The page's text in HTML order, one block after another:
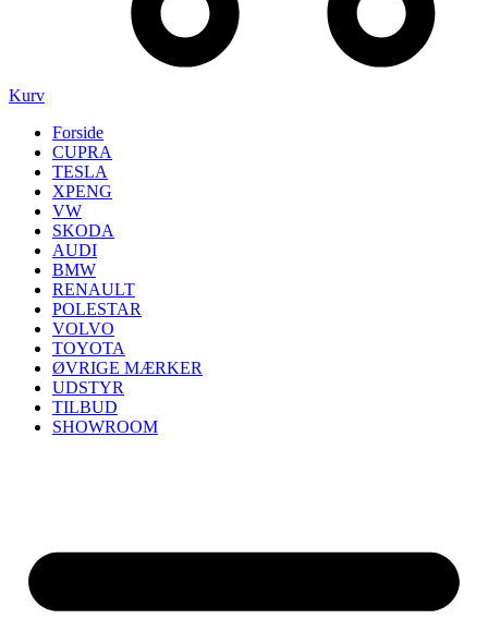
Kurv
Forside
CUPRA
TESLA
XPENG
VW
SKODA
AUDI
BMW
RENAULT
POLESTAR
VOLVO
TOYOTA
ØVRIGE MÆRKER
UDSTYR
TILBUD
SHOWROOM